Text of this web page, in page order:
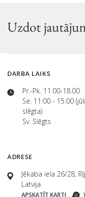
Uzdot
DARBA LAIKS
Pr.-Pk. 11.00-18.00
Se. 11:00 - 15:00
slēgta)
Sv. Slēgts
ADRESE
Jēkaba iela 26/28,
Latvija
APSKATĪT KARTI